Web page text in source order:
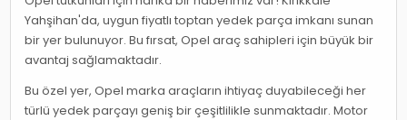
Yahşihan'da, uygun fiyatlı toptan yedek parça imkanı sunan
bir yer bulunuyor. Bu fırsat, Opel araç sahipleri için büyük bir
avantaj sağlamaktadır.
Bu özel yer, Opel marka araçların ihtiyaç duyabileceği her
türlü yedek parçayı geniş bir çeşitlilikle sunmaktadır. Motor